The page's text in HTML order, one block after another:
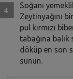
Soğanı
Zeytinyağını
pul kırmızı
tabağına balık
döküp en son
sunun.